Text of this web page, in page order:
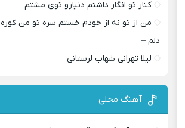
کنار تو انگار داشتم دنیارو توی مشتم –
من از تو نه از خودم خستم سره تو من کوره
دلم –
لیلا تهرانی شهاب لرستانی
آهنگ محلی